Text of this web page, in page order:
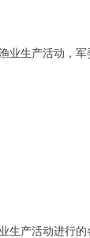
生产活动，
产活动进行的